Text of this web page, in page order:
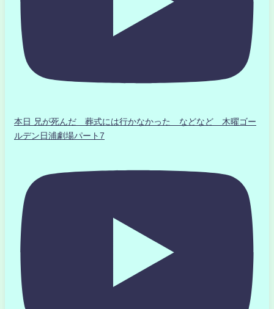
本日 兄が死んだ 葬式には行かなかった などなど 木曜ゴー
ルデン日浦劇場パート7